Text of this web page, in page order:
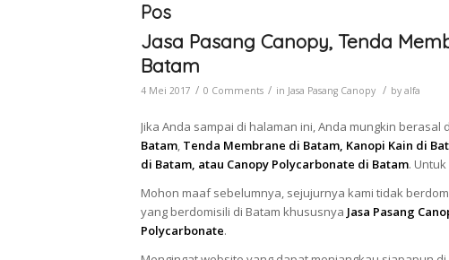
Pos
Jasa Pasang Canopy, Tenda
Batam
4 Mei 2017 / 0 Comments / in Jasa Pasang Canopy / by alfa
Jika Anda sampai di halaman ini, Anda mungkin berasal
Batam, Tenda Membrane di Batam, Kanopi Kain di
di Batam, atau Canopy Polycarbonate di Batam.
Mohon maaf sebelumnya, sejujurnya kami tidak
yang berdomisili di Batam khususnya Jasa Pasang
Polycarbonate.